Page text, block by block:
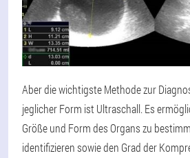
Aber die wichtigste Methode zur
jeglicher Form ist Ultraschall. Es
Größe und Form des Organs zu
identifizieren sowie den Grad der